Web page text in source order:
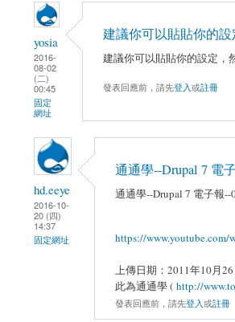
yosia
2016-
08-02
(二)
00:45
固定
網址
建議你可以貼貼你的
建議你可以貼貼你的設定，
發表回應前，請先登入或註冊
hd.eeye
2016-10-
20 (四)
14:37
固定網址
通通學--Drupal 7 電
通通學--Drupal 7 電子報--
https://www.youtube.com/
上傳日期：2011年10月26
此為通通學 ( http://
發表回應前，請先登入或註冊